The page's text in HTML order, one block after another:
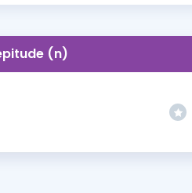
İngilizce
(n)